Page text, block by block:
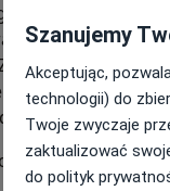
przykładam do
rozumienia
mi na
o
form
oraz
Szanujemy
Akceptując,
technologii) do
Twoje zwyczaje
zaktualizować
do polityk